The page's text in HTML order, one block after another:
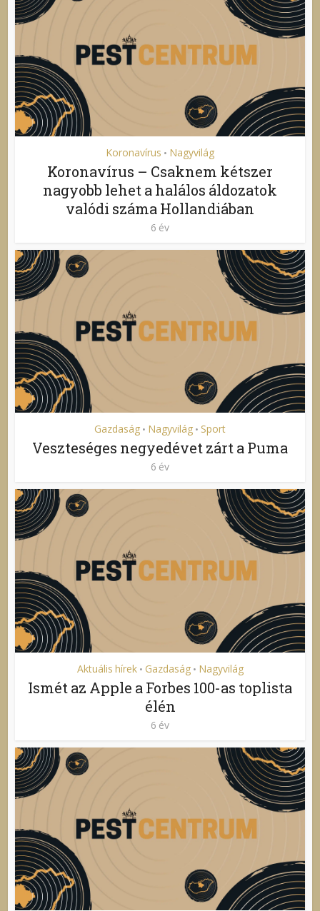
Koronavírus • Nagyvilág
Koronavírus – Csaknem kétszer
nagyobb lehet a halálos áldozatok
valódi száma Hollandiában
6 év
Gazdaság • Nagyvilág • Sport
Veszteséges negyedévet zárt a Puma
6 év
Aktuális hírek • Gazdaság • Nagyvilág
Ismét az Apple a Forbes 100-as toplista
élén
6 év